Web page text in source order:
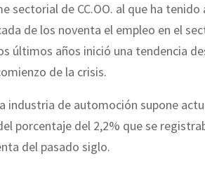
sectorial de CC.OO. al que ha tenido
de los noventa el empleo en el
últimos años inició una tendencia
de la crisis.
industria de automoción supone
porcentaje del 2,2% que se
del pasado siglo.